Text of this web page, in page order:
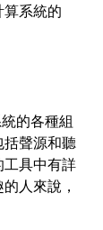
系統的
的各種組
聲源和聽
工具中有詳
人來說，